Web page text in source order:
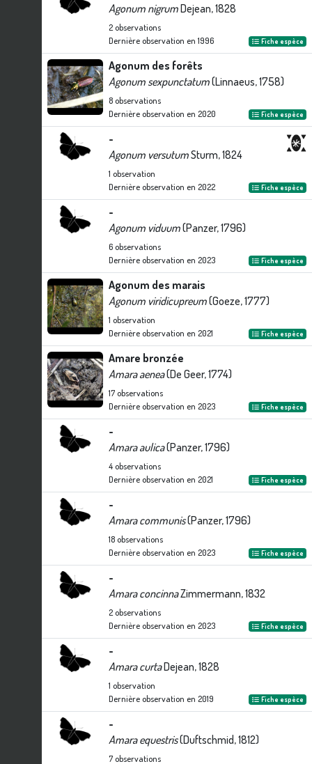
Agonum nigrumDejean, 1828
2observations
Dernière observation en 1996 Fiche espèce
Agonum des forêts
Agonum sexpunctatum(Linnaeus, 1758)
8observations
Dernière observation en 2020 Fiche espèce
-
Agonum versutumSturm, 1824
1 observation
Dernière observation en 2022 Fiche espèce
-
Agonum viduum(Panzer, 1796)
6observations
Dernière observation en 2023 Fiche espèce
Agonum des marais
Agonum viridicupreum(Goeze, 1777)
1 observation
Dernière observation en 2021 Fiche espèce
Amare bronzée
Amara aenea(De Geer, 1774)
17observations
Dernière observation en 2023 Fiche espèce
-
Amara aulica(Panzer, 1796)
4observations
Dernière observation en 2021 Fiche espèce
-
Amara communis(Panzer, 1796)
18observations
Dernière observation en 2023 Fiche espèce
-
Amara concinnaZimmermann, 1832
2observations
Dernière observation en 2023 Fiche espèce
-
Amara curtaDejean, 1828
1 observation
Dernière observation en 2019 Fiche espèce
-
Amara equestris(Duftschmid, 1812)
7observations